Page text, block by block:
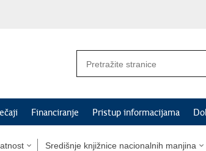
Financiranje Pristup informacijama
Središnje knjižnice nacionalnih manjina